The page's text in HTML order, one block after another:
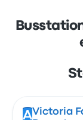
AVictoria